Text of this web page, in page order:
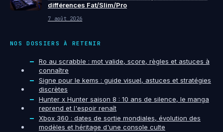
différences Fat/Slim/Pro
7 août 2026
NOS DOSSIERS À RETENIR
Ro au scrabble : mot valide, score, règles et astuces à
connaître
Signe pour le kems : guide visuel, astuces et stratégies
discrètes
Hunter x Hunter saison 8 : 10 ans de silence, le manga
reprend et l'espoir renaît
Xbox 360 : dates de sortie mondiales, évolution des
modèles et héritage d'une console culte